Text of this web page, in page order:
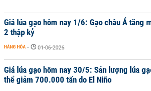
Giá lúa gạo hôm nay 1/6: Gạo châu Á tăng
2 thập kỷ
HÀNG HÓA - 01-06-2026
Giá lúa gạo hôm nay 30/5: Sản lượng lúa
thể giảm 700.000 tấn do El Niño